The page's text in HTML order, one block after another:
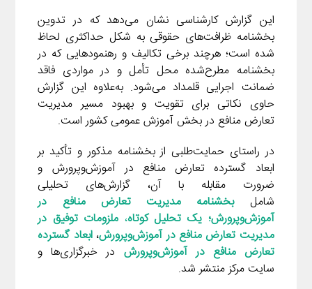
این گزارش کارشناسی نشان می‌دهد که در تدوین
بخشنامه ظرافت‌های حقوقی به شکل حداکثری لحاظ
شده است؛ هرچند برخی تکالیف و رهنمودهایی که در
بخشنامه مطرح‌شده محل تأمل و در مواردی فاقد
ضمانت اجرایی قلمداد می‌شود. به‌علاوه این گزارش
حاوی نکاتی برای تقویت و بهبود مسیر مدیریت
تعارض منافع در بخش آموزش عمومی کشور است.
در راستای حمایت‌طلبی از بخشنامه مذکور و تأکید بر
ابعاد گسترده تعارض منافع در آموزش‌وپرورش و
ضرورت مقابله با آن، گزارش‌های تحلیلی
شاملبخشنامه مدیریت تعارض منافع در
آموزش‌وپرورش؛ یک تحلیل کوتاه، ملزومات توفیق در
مدیریت تعارض منافع در آموزش‌وپرورش، ابعاد گسترده
تعارض منافع در آموزش‌وپرورش در خبرگزاری‌ها و
سایت مرکز منتشر شد.